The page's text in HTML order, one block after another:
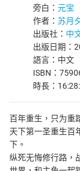
旁白： 元宝
作者： 苏月
出版社： 中
出版日期：
語言：中文
ISBN：
時長：
百年重生，只为重
天下第一圣重生百
下。
纵死无悔修行路，